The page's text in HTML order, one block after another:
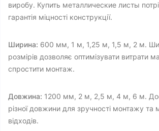
виробу. Купить металлические листы
гарантія міцності конструкції.
Ширина: 600 мм, 1 м, 1,25 м, 1,5 м, 2 м.
розмірів дозволяє оптимізувати витрати
спростити монтаж.
Довжина: 1200 мм, 2 м, 2,5 м, 4 м, 6 м.
різної довжини для зручності монтажу та
відходів.